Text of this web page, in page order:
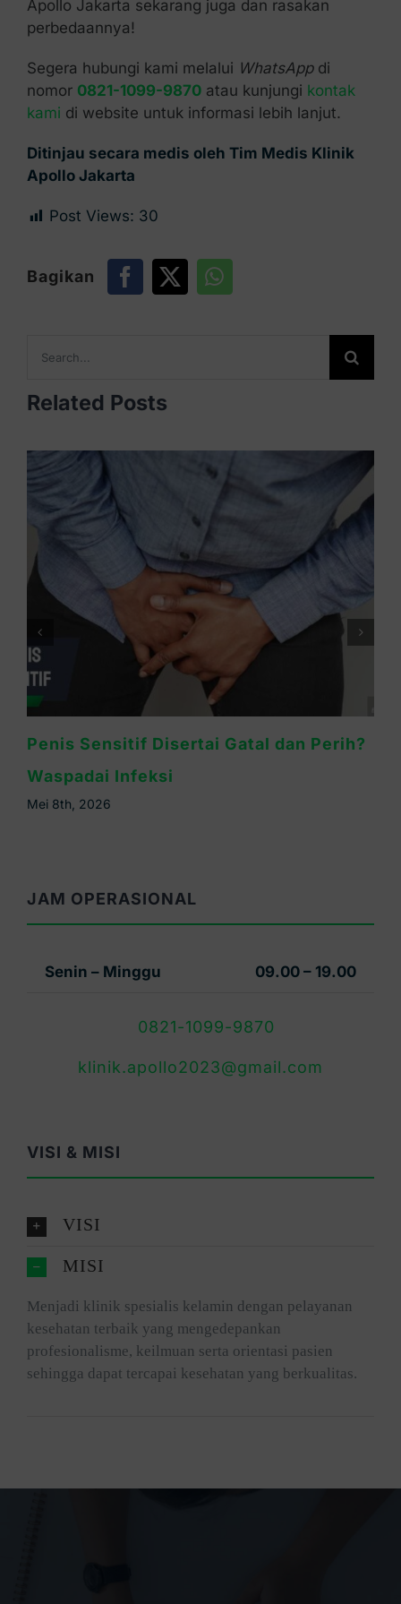
Apollo Jakarta sekarang juga dan rasakan
perbedaannya!
Segera hubungi kami melalui WhatsAppdi
nomor 0821-1099-9870atau kunjungi kontak
kami di website untuk informasi lebih lanjut.
Ditinjau secara medis oleh Tim Medis Klinik
Apollo Jakarta
Post Views: 30
Bagikan
for:
Related Posts
Cara Mengatasi Kelamin Pria Gatal:
Kenali Penyebab & Solusinya
Mei 6th, 2026
JAM OPERASIONAL
Senin – Minggu 09.00 – 19.00
0821-1099-9870
klinik.apollo2023@gmail.com
VISI & MISI
VISI
MISI
Menjadi klinik spesialis kelamin dengan pelayanan
kesehatan terbaik yang mengedepankan
profesionalisme, keilmuan serta orientasi pasien
sehingga dapat tercapai kesehatan yang berkualitas.